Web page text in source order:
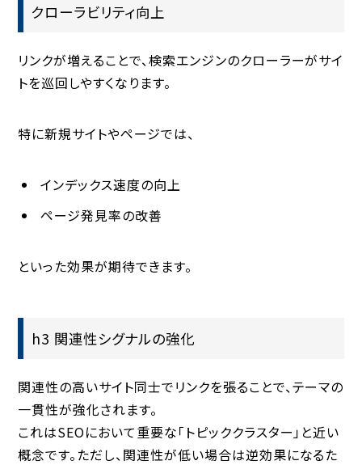
クローラビリティ向上
リンクが増えることで、検索エンジンのクローラーがサイ
トを巡回しやすくなります。
特に新規サイトやページでは、
インデックス速度の向上
ページ発見率の改善
といった効果が期待できます。
h3 関連性シグナルの強化
関連性の高いサイト同士でリンクを張ることで、テーマの
一貫性が強化されます。
これはSEOにおいて重要な「トピッククラスター」と近い
概念です。ただし、関連性が低い場合は逆効果になるた